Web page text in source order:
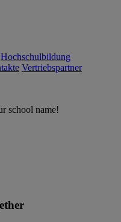
Hochschulbildung
Vertriebspartner
school name!